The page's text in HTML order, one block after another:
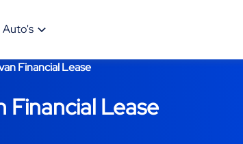
Auto's
Financial Lease
Financial Lease